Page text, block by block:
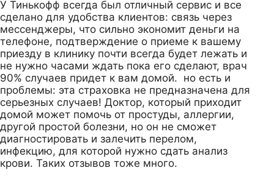
У Тинькофф всегда был отличный сервис и все
сделано для удобства клиентов: связь через
мессенджеры, что сильно экономит деньги на
телефоне, подтверждение о приеме к вашему
приезду в клинику почти всегда будет лежать и
не нужно часами ждать пока его сделают, врач
90% случаев придет к вам домой. но есть и
проблемы: эта страховка не предназначена для
серьезных случаев! Доктор, который приходит
домой может помочь от простуды, аллергии,
другой простой болезни, но он не сможет
диагностировать и залечить перелом,
инфекцию, для которой нужно сдать анализ
крови. Таких отзывов тоже много.